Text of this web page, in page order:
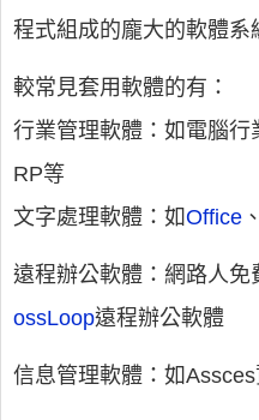
程式組成的龐大的軟體系
較常見套用軟體的有：
行業管理軟體：如電腦
RP等
文字處理軟體：如Office 、
遠程辦公軟體：網路人免
ossLoop遠程辦公軟體
信息管理軟體：如